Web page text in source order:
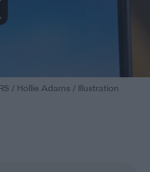
/ Hollie Adams / Illustration